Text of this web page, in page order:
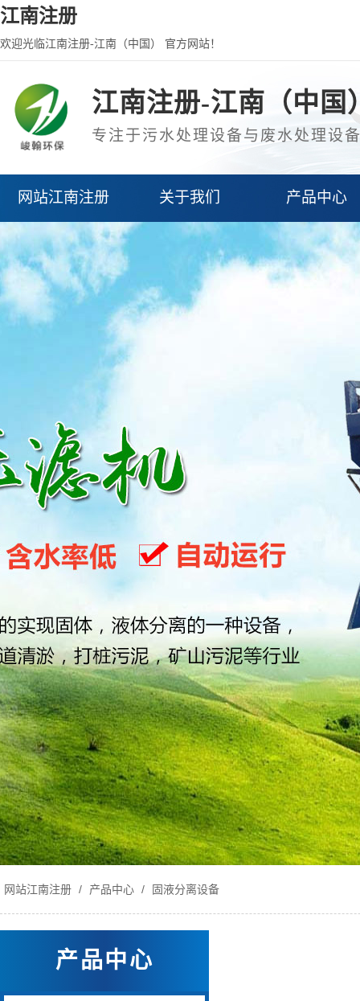
江南注册
欢迎光临江南注册-江南（中国） 官方网站！
江南注册-江南（中国
专注于污水处理设备与废水处理设
网站江南注册 关于我们 产品中心
网站江南注册 / 产品中心 / 固液分离设备
产品中心